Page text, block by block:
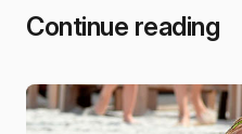
Continue reading